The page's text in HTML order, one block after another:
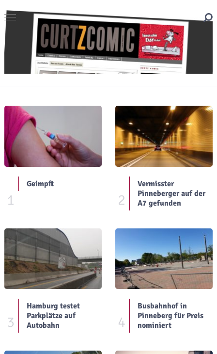
1
Geimpft
2
Vermisster
Pinneberger auf der
A7 gefunden
3
Hamburg testet
Parkplätze auf
Autobahn
4
Busbahnhof in
Pinneberg für Preis
nominiert